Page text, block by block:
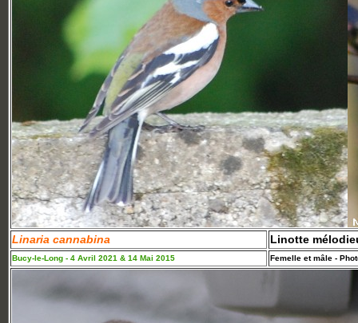
Linaria cannabina Linotte
Bucy-le-Long - 4 Avril 2021 & 14 Mai 2015 Femelle et mâle -